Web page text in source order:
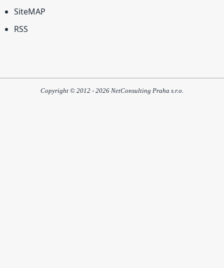
SiteMAP
RSS
Copyright © 2012 - 2026 NetConsulting Praha s.r.o.